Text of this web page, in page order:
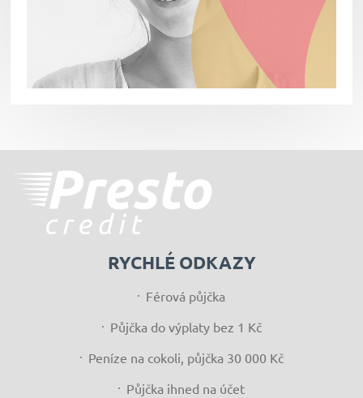
RYCHLÉ ODKAZY
Férová půjčka
Půjčka do výplaty bez 1 Kč
Peníze na cokoli, půjčka 30 000 Kč
Půjčka ihned na účet